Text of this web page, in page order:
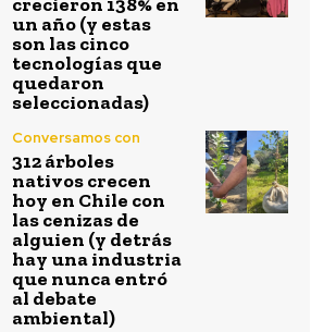
un año (y estas
son las cinco
tecnologías que
quedaron
seleccionadas)
Conversamos con
312 árboles
nativos crecen
hoy en Chile con
las cenizas de
alguien (y detrás
hay una industria
que nunca entró
al debate
ambiental)